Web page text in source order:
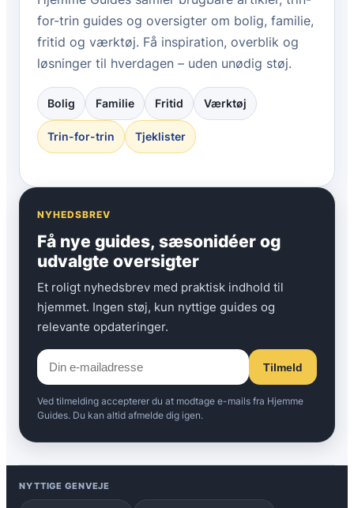
for-trin guides og oversigter om bolig, familie,
fritid og værktøj. Få inspiration, overblik og
løsninger til hverdagen – uden unødig støj.
Bolig Familie Fritid Værktøj
Trin-for-trin Tjeklister
NYHEDSBREV
Få nye guides, sæsonidéer og
udvalgte oversigter
Et roligt nyhedsbrev med praktisk indhold til
hjemmet. Ingen støj, kun nyttige guides og
relevante opdateringer.
Tilmeld
Ved tilmelding accepterer du at modtage e-mails fra Hjemme
Guides. Du kan altid afmelde dig igen.
NYTTIGE GENVEJE